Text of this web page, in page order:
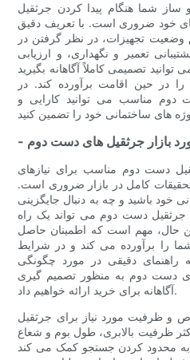
ساز شما هنگام پیدا کردن جرثقیل
خود ضروری است. با تعریف دقیق
تجهیزات، در نظر گرفتن در
تعمیر و نگهداری، و ارزیابی
تصمیمی کاملاً آگاهانه بگیرید
در حین اقامت برآورده کند. در
دوم مناسب می توانید کارایی و
بازار جرثقیل های دست دوم
دست دوم مناسب برای نیازهای
کامل در بازار ضروری است.
خود باشید و چه به دنبال جایگزینی
جرثقیل دست دوم می تواند یک راه
حال، مهم است که اطمینان حاصل
را برآورده می کند و در شرایط
دقیقی در مورد چگونگی
دست دوم به منظور تصمیم گیری
آگاهانه برای خرید ارائه خواهیم داد.
و ظرفیت مورد نیاز برای جرثقیل
ظرفیت بالابری، طول بوم و شعاع
به محدود کردن جستجو کمک می کند